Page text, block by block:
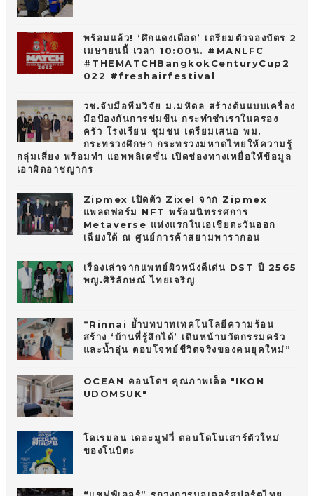
พร้อมแล้ว! ‘ศึกแดงเดือด’ เตรียมตัวจองบัตร 2
เมษายนนี้ เวลา 10:00น. #MANLFC
#THEMATCHBangkokCenturyCup2
022 #freshairfestival
วช.จับมือทีมวิจัย ม.มหิดล สร้างต้นแบบเครื่อง
มือป้องกันการข่มขืน กระทำชำเราในครอง
ครัว โรงเรียน ชุมชน เตรียมเสนอ พม.
กระทรวงศึกษา กระทรวงมหาดไทยให้ความรู้
กลุ่มเสี่ยง พร้อมทำ แอพพลิเคชั่น เปิดช่องทางเหยื่อให้ข้อมูล
เอาผิดอาชญากร
Zipmex เปิดตัว Zixel จาก Zipmex
แพลตฟอร์ม NFT พร้อมนิทรรศการ
Metaverse แห่งแรกในเอเชียตะวันออก
เฉียงใต้ ณ ศูนย์การค้าสยามพารากอน
เรื่องเล่าจากแพทย์ผิวหนังดีเด่น DST ปี 2565
พญ.ศิริลักษณ์ ไทยเจริญ
“Rinnai ย้ำบทบาทเทคโนโลยีความร้อน
สร้าง ‘บ้านที่รู้สึกได้’ เดินหน้านวัตกรรมครัว
และน้ำอุ่น ตอบโจทย์ชีวิตจริงของคนยุคใหม่”
OCEAN คอนโดฯ คุณภาพเด็ด "IKON
UDOMSUK"
โดเรมอน เดอะมูฟวี่ ตอนโดโนเสาร์ตัวใหม่
ของโนบิตะ